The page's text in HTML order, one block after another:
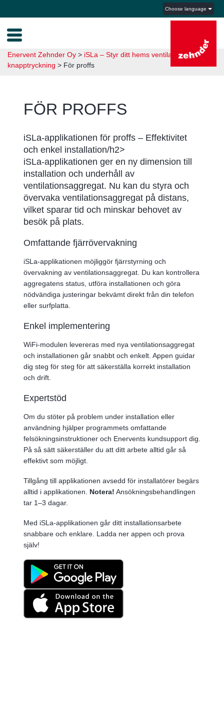
Choose language
Enervent Zehnder Oy > iSLa – Styr ditt hems ventilation med en
knapptryckning > För proffs
FÖR PROFFS
iSLa-applikationen för proffs – Effektivitet
och enkel installation/h2>
iSLa-applikationen ger en ny dimension till
installation och underhåll av
ventilationsaggregat. Nu kan du styra och
övervaka ventilationsaggregat på distans,
vilket sparar tid och minskar behovet av
besök på plats.
Omfattande fjärrövervakning
iSLa-applikationen möjliggör fjärrstyrning och
övervakning av ventilationsaggregat. Du kan kontrollera
aggregatens status, utföra installationen och göra
nödvändiga justeringar bekvämt direkt från din telefon
eller surfplatta.
Enkel implementering
WiFi-modulen levereras med nya ventilationsaggregat
och installationen går snabbt och enkelt. Appen guidar
dig steg för steg för att säkerställa korrekt installation
och drift.
Expertstöd
Om du stöter på problem under installation eller
användning hjälper programmets omfattande
felsökningsinstruktioner och Enervents kundsupport dig.
På så sätt säkerställer du att ditt arbete alltid går så
effektivt som möjligt.
Tillgång till applikationen avsedd för installatörer begärs
alltid i applikationen. Notera! Ansökningsbehandlingen
tar 1–3 dagar.
Med iSLa-applikationen går ditt installationsarbete
snabbare och enklare. Ladda ner appen och prova
själv!